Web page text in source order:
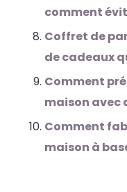
comment
Coffret de
de cadeaux
Comment
maison avec
Comment
maison à